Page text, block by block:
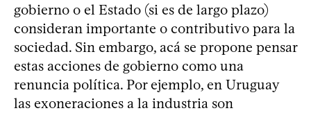
gobierno o el Estado (si es de largo plazo)
consideran importante o contributivo para la
sociedad. Sin embargo, acá se propone pensar
estas acciones de gobierno como una
renuncia política. Por ejemplo, en Uruguay
las exoneraciones a la industria son